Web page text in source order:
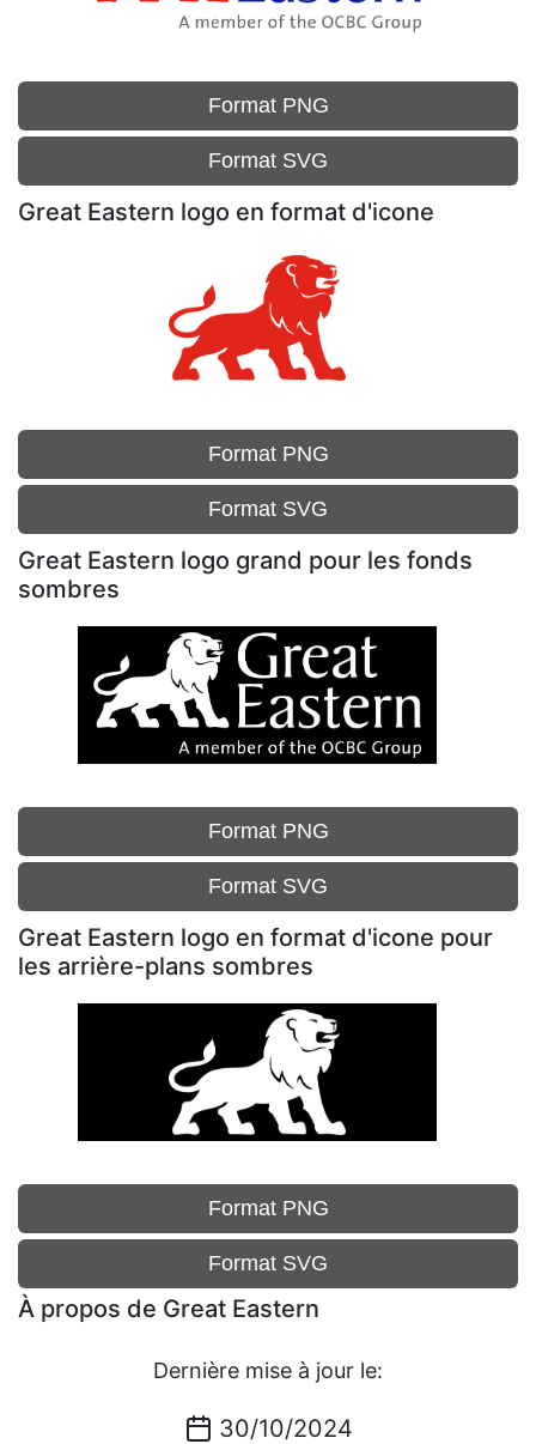
Format PNG
Format SVG
Great Eastern logo en format d'icone
Format PNG
Format SVG
Great Eastern logo grand pour les fonds
sombres
Format PNG
Format SVG
Great Eastern logo en format d'icone pour
les arrière-plans sombres
Format PNG
Format SVG
À propos de Great Eastern
Dernière mise à jour le:
30/10/2024